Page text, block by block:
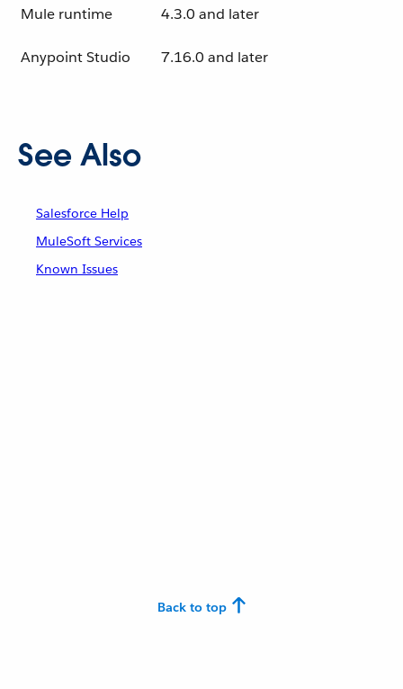
Mule runtime 4.3.0 and later
Anypoint Studio 7.16.0 and later
See Also
Salesforce Help
MuleSoft Services
Known Issues
Back to top